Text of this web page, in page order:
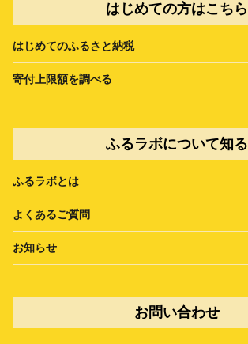
はじめての方はこちら
はじめてのふるさと納税
寄付上限額を調べる
ふるラボについて知る
ふるラボとは
よくあるご質問
お知らせ
お問い合わせ